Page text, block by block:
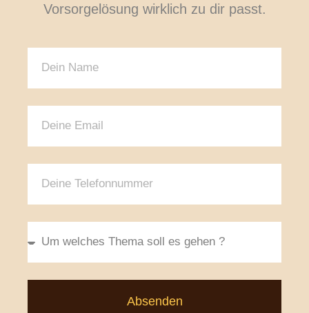
Vorsorgelösung wirklich zu dir passt.
Absenden